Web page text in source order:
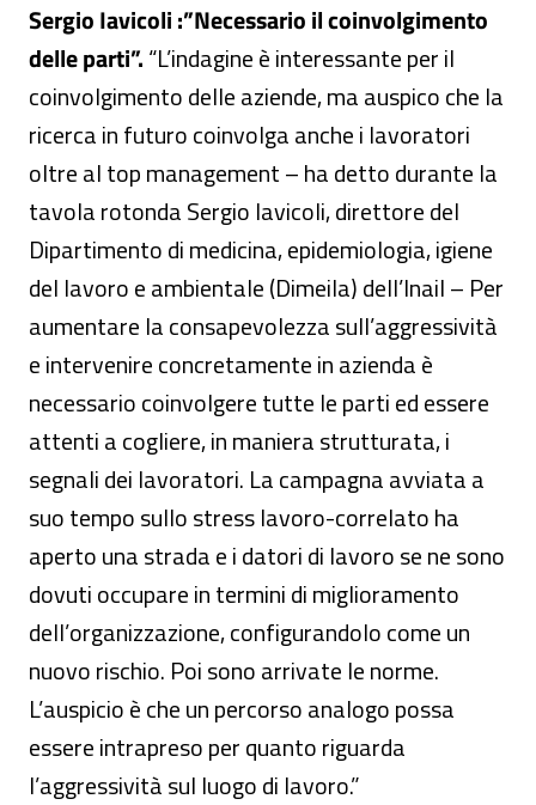
Sergio Iavicoli :”Necessario il coinvolgimento
delle parti”.“L’indagine è interessante per il
coinvolgimento delle aziende, ma auspico che la
ricerca in futuro coinvolga anche i lavoratori
oltre al top management – ha detto durante la
tavola rotonda Sergio Iavicoli, direttore del
Dipartimento di medicina, epidemiologia, igiene
del lavoro e ambientale (Dimeila) dell’Inail – Per
aumentare la consapevolezza sull’aggressività
e intervenire concretamente in azienda è
necessario coinvolgere tutte le parti ed essere
attenti a cogliere, in maniera strutturata, i
segnali dei lavoratori. La campagna avviata a
suo tempo sullo stress lavoro-correlato ha
aperto una strada e i datori di lavoro se ne sono
dovuti occupare in termini di miglioramento
dell’organizzazione, configurandolo come un
nuovo rischio. Poi sono arrivate le norme.
L’auspicio è che un percorso analogo possa
essere intrapreso per quanto riguarda
l’aggressività sul luogo di lavoro.”